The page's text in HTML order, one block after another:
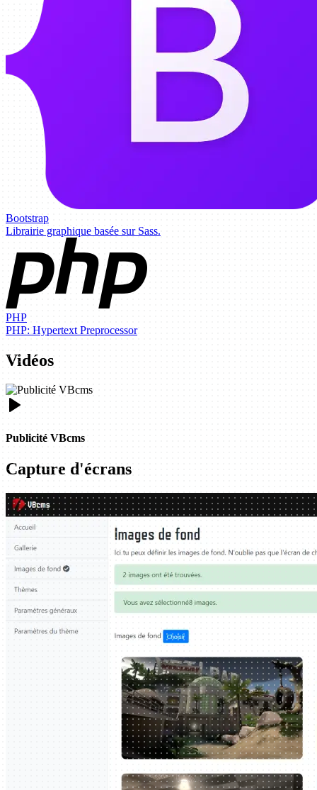
Bootstrap
Librairie graphique basée sur Sass.
PHP
PHP: Hypertext Preprocessor
Vidéos
Publicité VBcms
Capture d'écrans